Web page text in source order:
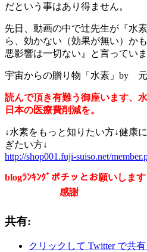
だという事はあり得ません。
先日、動画の中で辻先生が『水
ら、効かない（効果が無い）か
悪影響は一切ない』と言っていま
宇宙からの贈り物「水素」by
読んで頂き有難う御座います、
日本の医療費削減を。
↓水素をもっと知りたい方↓健康
ぎたい方↓
http://shop001.fuji-suiso.net/
blogﾗﾝｷﾝｸﾞポチッとお願いします
感謝
共有:
クリックして Twitter で共